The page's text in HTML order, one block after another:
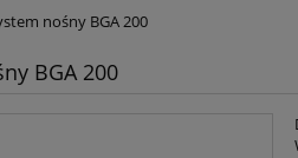
nośny BGA 200
BGA 200